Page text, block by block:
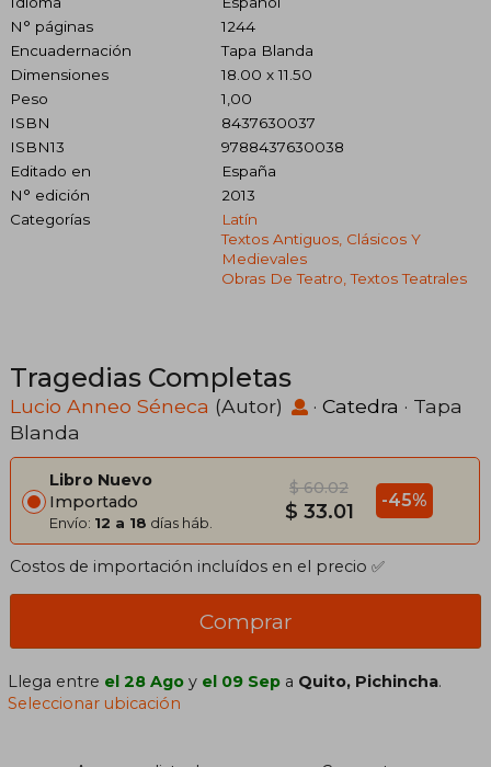
N° páginas
1244
Encuadernación
Tapa Blanda
Dimensiones
18.00 x 11.50
Peso
1,00
ISBN
8437630037
ISBN13
9788437630038
Editado en
España
N° edición
2013
Categorías
Latín
Textos Antiguos, Clásicos Y
Medievales
Obras De Teatro, Textos Teatrales
Tragedias Completas
Lucio Anneo Séneca (Autor) · Catedra · Tapa
Blanda
Libro Nuevo
Importado
Envío: 12 a 18 días háb.
$ 60.02
$ 33.01 -45%
Costos de importación incluídos en el precio ✅
Comprar
Llega entre el 28 Ago y el 09 Sep a Quito, Pichincha.
Seleccionar ubicación